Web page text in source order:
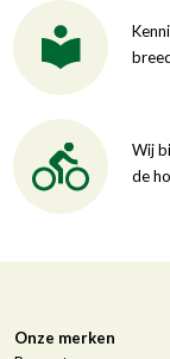
Wij
de
Onze merken